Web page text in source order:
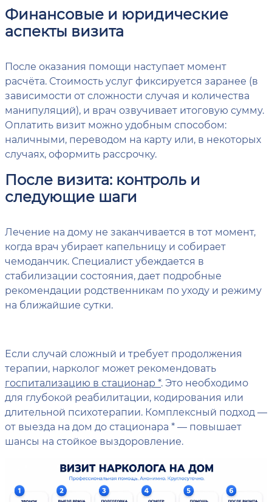
Финансовые и юридические
аспекты визита
После оказания помощи наступает момент
расчёта. Стоимость услуг фиксируется заранее (в
зависимости от сложности случая и количества
манипуляций), и врач озвучивает итоговую сумму.
Оплатить визит можно удобным способом:
наличными, переводом на карту или, в некоторых
случаях, оформить рассрочку.
После визита: контроль и
следующие шаги
Лечение на дому не заканчивается в тот момент,
когда врач убирает капельницу и собирает
чемоданчик. Специалист убеждается в
стабилизации состояния, дает подробные
рекомендации родственникам по уходу и режиму
на ближайшие сутки.
Если случай сложный и требует продолжения
терапии, нарколог может рекомендовать
госпитализацию в стационар *. Это необходимо
для глубокой реабилитации, кодирования или
длительной психотерапии. Комплексный подход —
от выезда на дом до стационара * — повышает
шансы на стойкое выздоровление.